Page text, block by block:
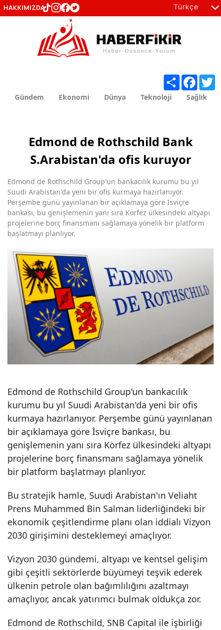
Gündem Ekonomi Dünya Teknoloji Sağlık
Edmond de Rothschild Bank
S.Arabistan'da ofis kuruyor
Edmond de Rothschild Group'un bankacılık kurumu bu yıl
Suudi Arabistan'da yeni bir ofis kurmaya hazırlanıyor.
Perşembe günü yayınlanan bir açıklamaya göre İsviçre
bankası, bu genişlemenin yanı sıra Körfez ülkesindeki altyapı
projelerine borç finansmanı sağlamaya yönelik bir platform
başlatmayı planlıyor.
Edmond de Rothschild Group'un bankacılık
kurumu bu yıl Suudi Arabistan'da yeni bir ofis
kurmaya hazırlanıyor. Perşembe günü yayınlanan
bir açıklamaya göre İsviçre bankası, bu
genişlemenin yanı sıra Körfez ülkesindeki altyapı
projelerine borç finansmanı sağlamaya yönelik
bir platform başlatmayı planlıyor.
Bu stratejik hamle, Suudi Arabistan'ın Veliaht
Prens Muhammed Bin Salman liderliğindeki bir
ekonomik çeşitlendirme planı olan iddialı Vizyon
2030 girişimini desteklemeyi amaçlıyor.
Vizyon 2030 gündemi, altyapı ve kentsel gelişim
gibi çeşitli sektörlerde büyümeyi teşvik ederek
ülkenin petrole olan bağımlılığını azaltmayı
amaçlıyor, ancak yatırımcı bulmak oldukça zor.
Edmond de Rothschild, SNB Capital ile işbirliği
Share
Türkçe
en
HAKKIMIZDA